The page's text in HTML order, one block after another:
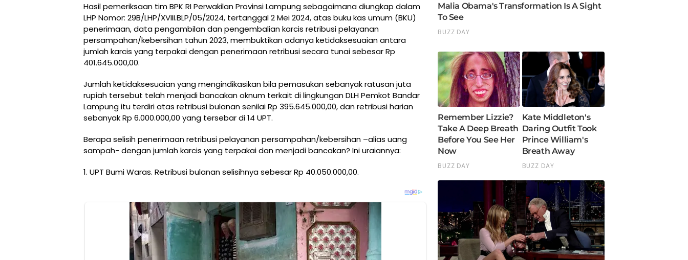
Hasil pemeriksaan tim BPK RI Perwakilan Provinsi Lampung sebagaimana diungkap dalam
LHP Nomor: 29B/LHP/XVIII.BLP/05/2024, tertanggal 2 Mei 2024, atas buku kas umum (BKU)
penerimaan, data pengambilan dan pengembalian karcis retribusi pelayanan
persampahan/kebersihan tahun 2023, membuktikan adanya ketidaksesuaian antara
jumlah karcis yang terpakai dengan penerimaan retribusi secara tunai sebesar Rp
401.645.000,00.
Jumlah ketidaksesuaian yang mengindikasikan bila pemasukan sebanyak ratusan juta
rupiah tersebut telah menjadi bancakan oknum terkait di lingkungan DLH Pemkot Bandar
Lampung itu terdiri atas retribusi bulanan senilai Rp 395.645.000,00, dan retribusi harian
sebanyak Rp 6.000.000,00 yang tersebar di 14 UPT.
Berapa selisih penerimaan retribusi pelayanan persampahan/kebersihan –alias uang
sampah- dengan jumlah karcis yang terpakai dan menjadi bancakan? Ini uraiannya:
1. UPT Bumi Waras. Retribusi bulanan selisihnya sebesar Rp 40.050.000,00.